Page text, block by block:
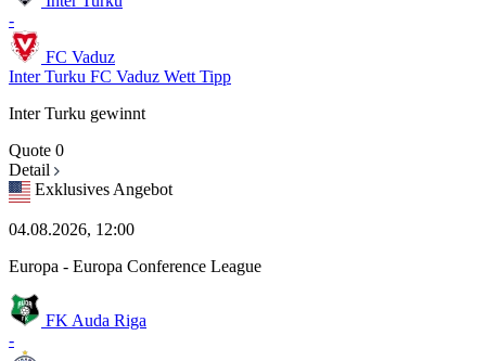
-
FC Vaduz
Inter Turku FC Vaduz Wett Tipp
Inter Turku gewinnt
Quote 0
Detail
Exklusives Angebot
04.08.2026, 12:00
Europa - Europa Conference League
FK Auda Riga
-